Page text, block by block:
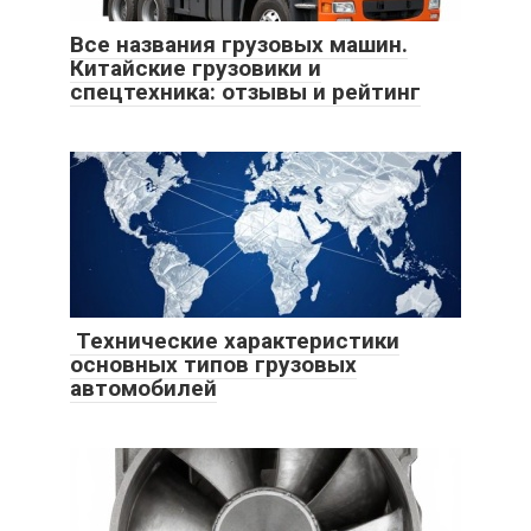
Все названия грузовых машин.
Китайские грузовики и
спецтехника: отзывы и рейтинг
Технические характеристики
основных типов грузовых
автомобилей